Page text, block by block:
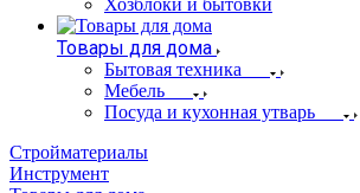
Хозблоки и бытовки
Товары для дома
Бытовая техника
Мебель
Посуда и кухонная утварь
Стройматериалы
Инструмент